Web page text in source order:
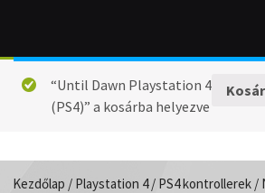
“Until Dawn Playstation 4
(PS4)” a kosárba helyezve
Kezdőlap / Playstation 4/ PS4 kontrollerek/